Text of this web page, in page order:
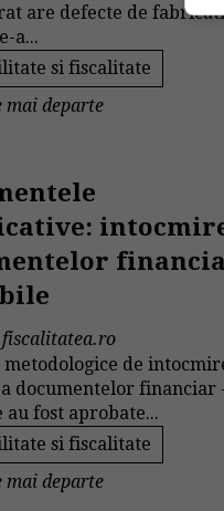
are defecte de
a...
si fiscalitate
mai departe
de
documentelor financiar
au fost aprobate...
si fiscalitate
mai departe